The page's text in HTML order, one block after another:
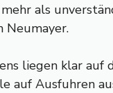
als
Neumayer.
liegen klar auf
auf Ausfuhren